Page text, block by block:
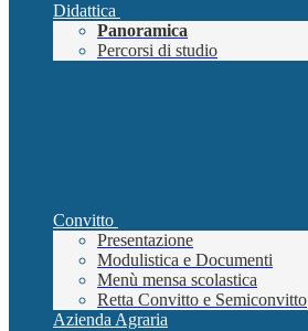
Didattica
Panoramica
Percorsi di studio
Convitto
Presentazione
Modulistica e Documenti
Menù mensa scolastica
Retta Convitto e Semiconvitto
Azienda Agraria